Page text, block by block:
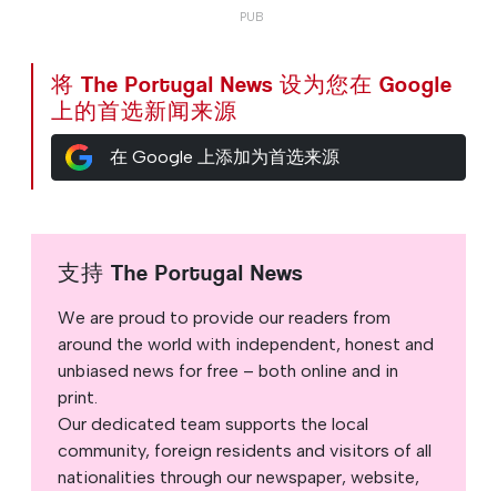
将 The Portugal News 设为您在 Google
上的首选新闻来源
在 Google 上添加为首选来源
支持 The Portugal News
We are proud to provide our readers from
around the world with independent, honest and
unbiased news for free – both online and in
print.
Our dedicated team supports the local
community, foreign residents and visitors of all
nationalities through our newspaper, website,